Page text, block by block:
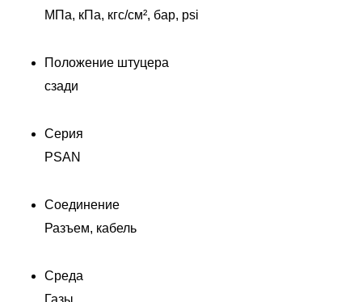
МПа, кПа, кгс/см², бар, psi
Положение штуцера
сзади
Серия
PSAN
Соединение
Разъем, кабель
Среда